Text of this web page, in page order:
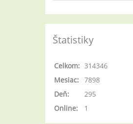
Štatistiky
Online: 1
Celkom: 314346
Mesiac:
7898
Deň:
295